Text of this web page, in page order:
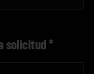
solicitud *